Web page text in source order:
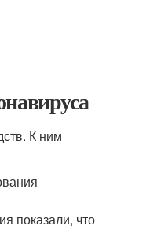
К ним
показали, что